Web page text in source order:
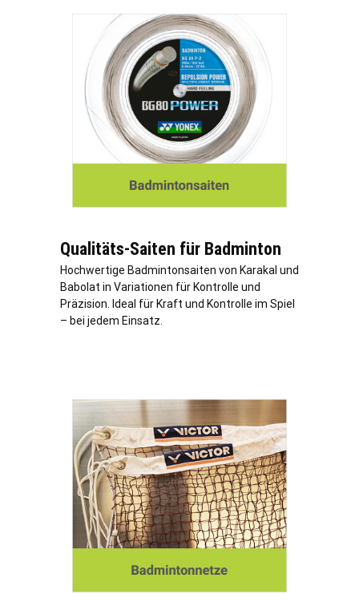
Qualitäts-Saiten für Badminton
Hochwertige Badmintonsaiten von Karakal und
Babolat in Variationen für Kontrolle und
Präzision. Ideal für Kraft und Kontrolle im Spiel
– bei jedem Einsatz.